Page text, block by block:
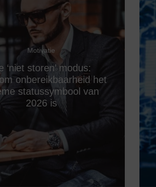
Motivatie
‘niet storen’ modus:
onbereikbaarheid het
statussymbool van
2026 is